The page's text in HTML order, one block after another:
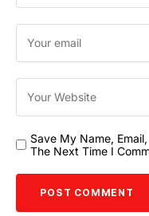
Save My Name,
The Next Time I